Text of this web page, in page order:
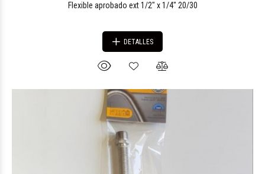
Flexible aprobado ext 1/2" x 1/4" 20/30
DETALLES